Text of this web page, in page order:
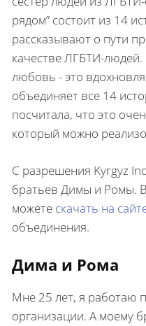
рядом” состоит из 14
рассказывают о пути
качестве ЛГБТИ-
любовь - это
объединяет все 14
посчитала, что это
который можно
С разрешения Kyrgyz
братьев Димы и Ромы.
можете скачать на
объединения.
Дима и Рома
Мне 25 лет, я работаю
организации. А моему